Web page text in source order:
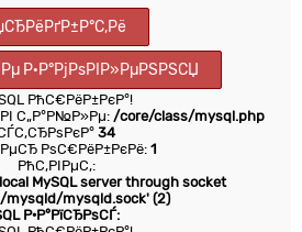
Р·Р°РјРѕРІР»РµРЅРЅСЏ
РћС€РёР±РєР°!
РІ С„Р°Р№Р»Рµ: /core/class/mysql.php
34
РѕС€РёР±РєРё: 1
РћС‚РІРµС‚:
MySQL server through socket
mysqld.sock' (2)
Р·Р°РїСЂРѕСЃ: